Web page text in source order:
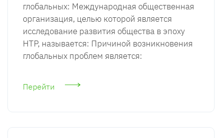
глобальных: Международная общественная
организация, целью которой является
исследование развития общества в эпоху
НТР, называется: Причиной возникновения
глобальных проблем является:
Перейти